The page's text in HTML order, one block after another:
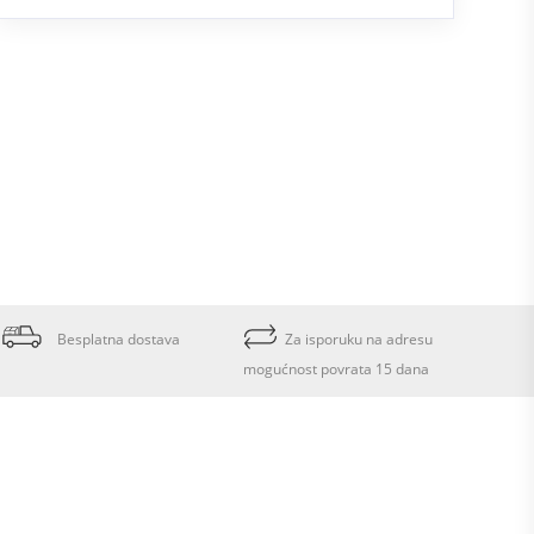
Besplatna dostava
Za isporuku na adresu
mogućnost povrata 15 dana